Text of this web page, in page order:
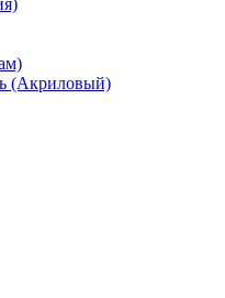
(Акриловый)